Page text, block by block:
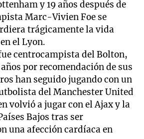
y 19 años después de
Marc-Vivien Foe se
trágicamente la vida
el Lyon.
centrocampista del Bolton,
por recomendación de sus
han seguido jugando con un
del Manchester United
volvió a jugar con el Ajax y la
Bajos tras ser
una afección cardíaca en